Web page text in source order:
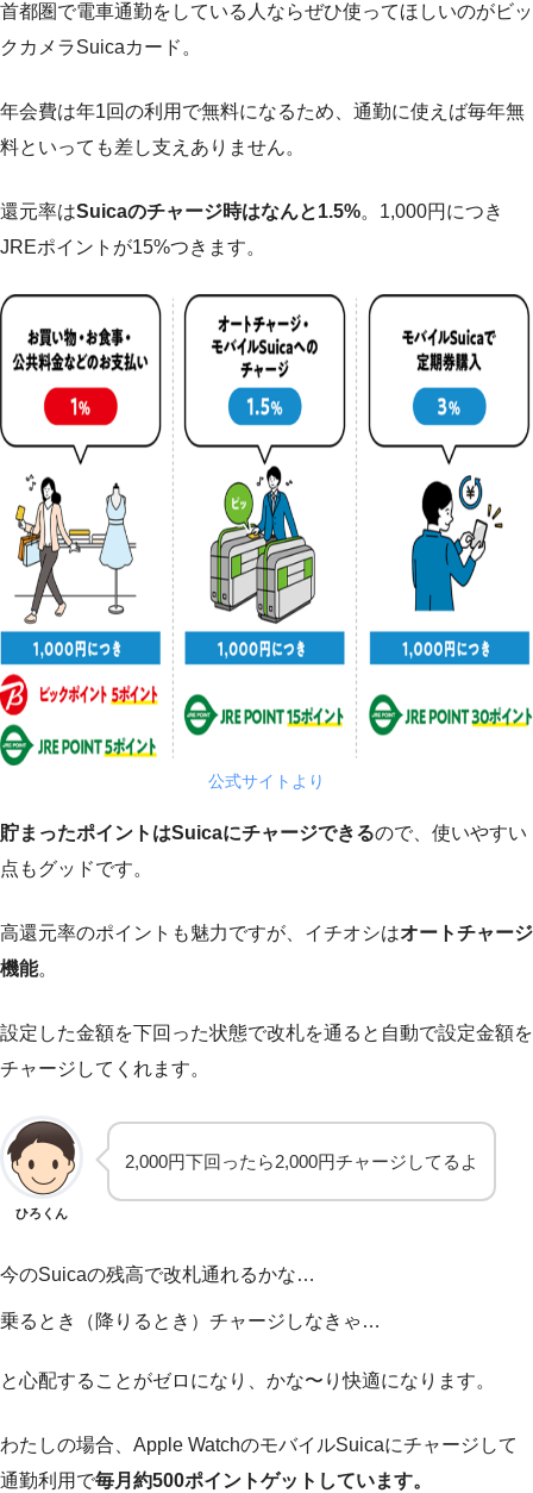
首都圏で電車通勤をしている人ならぜひ使ってほしいのがビッ
クカメラSuicaカード。
年会費は年1回の利用で無料になるため、通勤に使えば毎年無
料といっても差し支えありません。
還元率はSuicaのチャージ時はなんと1.5%。1,000円につき
JREポイントが15%つきます。
公式サイトより
貯まったポイントはSuicaにチャージできるので、使いやすい
点もグッドです。
高還元率のポイントも魅力ですが、イチオシはオートチャージ
機能。
設定した金額を下回った状態で改札を通ると自動で設定金額を
チャージしてくれます。
ひろくん
2,000円下回ったら2,000円チャージしてるよ
今のSuicaの残高で改札通れるかな…
乗るとき（降りるとき）チャージしなきゃ…
と心配することがゼロになり、かな〜り快適になります。
わたしの場合、Apple WatchのモバイルSuicaにチャージして
通勤利用で毎月約500ポイントゲットしています。